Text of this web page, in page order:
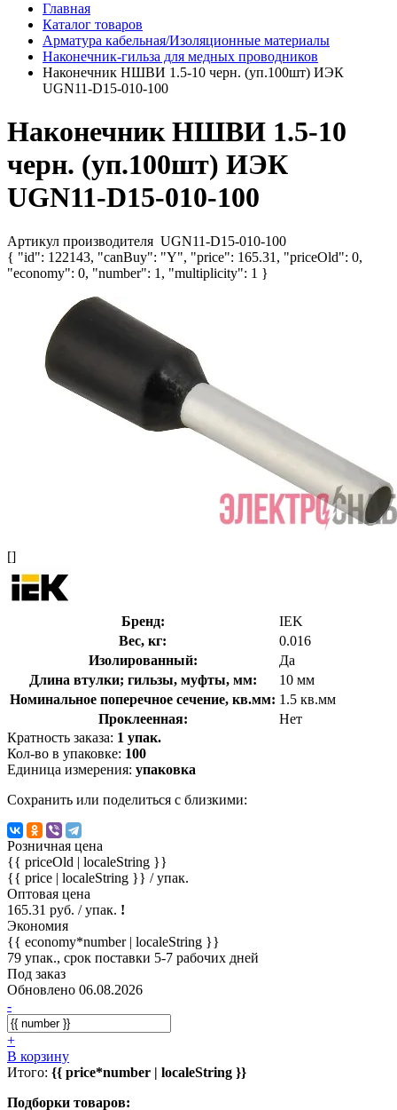
Главная
Каталог товаров
Арматура кабельная/Изоляционные материалы
Наконечник-гильза для медных проводников
Наконечник НШВИ 1.5-10 черн. (уп.100шт) ИЭК
UGN11-D15-010-100
Наконечник НШВИ 1.5-10
черн. (уп.100шт) ИЭК
UGN11-D15-010-100
Артикул производителя UGN11-D15-010-100
{ "id": 122143, "canBuy": "Y", "price": 165.31, "priceOld": 0,
"economy": 0, "number": 1, "multiplicity": 1 }
[]
Бренд:
IEK
Вес, кг:
0.016
Изолированный:
Да
Длина втулки; гильзы, муфты, мм:
10 мм
Номинальное поперечное сечение, кв.мм: 1.5 кв.мм
Проклеенная:
Нет
Кратность заказа: 1 упак.
Кол-во в упаковке: 100
Единица измерения: упаковка
Сохранить или поделиться с близкими:
Розничная цена
{{ priceOld | localeString }}
{{ price | localeString }} / упак.
Оптовая цена
165.31 руб. / упак. !
Экономия
{{ economy*number | localeString }}
79 упак., срок поставки 5-7 рабочих дней
Под заказ
Обновлено 06.08.2026
-
+
В корзину
Итого: {{ price*number | localeString }}
Подборки товаров: